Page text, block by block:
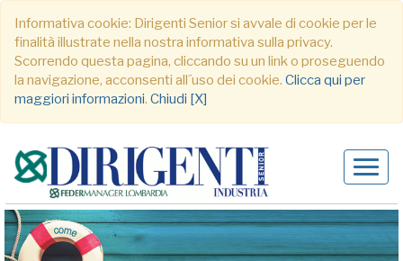
Informativa cookie: Dirigenti Senior si avvale di cookie per le
finalità illustrate nella nostra informativa sulla privacy.
Scorrendo questa pagina, cliccando su un link o proseguendo
la navigazione, acconsenti all´uso dei cookie. Clicca qui per
maggiori informazioni. Chiudi [X]